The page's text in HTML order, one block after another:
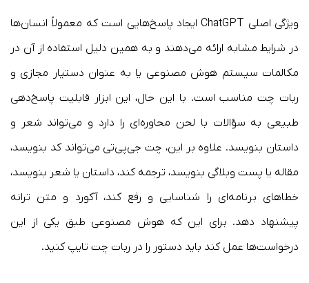
ویژگی اصلی ChatGPT ایجاد پاسخ‌هایی است که معمولاً انسان‌ها
در شرایط مشابه ارائه می‌دهند و به همین دلیل استفاده از آن در
مکالمات سیستم هوش مصنوعی یا به عنوان دستیار مجازی و
ربات چت مناسب است. با این حال، این ابزار قابلیت پاسخ‌دهی
طبیعی به سؤالات با لحن محاوره‌ای را دارد و می‌تواند شعر و
داستان بنویسد. علاوه بر این، چت جی‌پی‌تی می‌تواند کد بنویسد،
مقاله یا پست وبلاگی بنویسد، ترجمه کند، داستان یا شعر بنویسد،
خطا‌های برنامه‌ای را شناسایی و رفع کند، آکورد و متن ترانه
پیشنهاد دهد. برای این که هوش مصنوعی طبق یکی از این
درخواست‌ها عمل کند باید دستور را در ربات چت تایپ کنید.